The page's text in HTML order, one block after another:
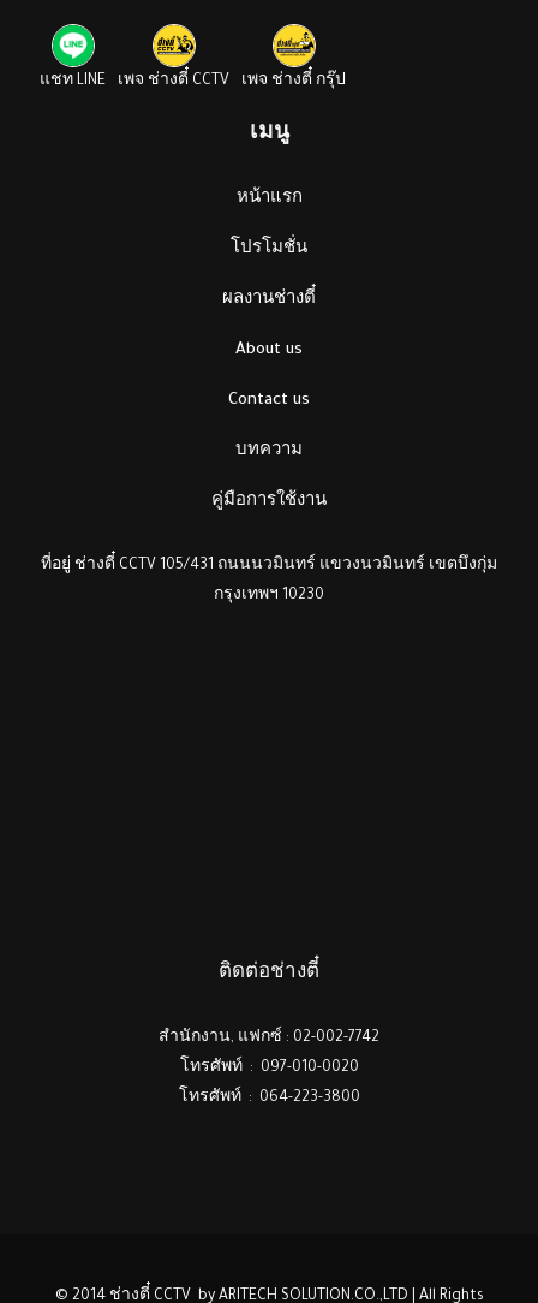
แชท LINE เพจ ช่างตี๋ CCTV เพจ ช่างตี๋ กรุ๊ป
เมนู
หน้าแรก
โปรโมชั่น
ผลงานช่างตี๋
About us
Contact us
บทความ
คู่มือการใช้งาน
ที่อยู่ ช่างตี๋ CCTV 105/431 ถนนนวมินทร์ แขวงนวมินทร์ เขตบึงกุ่ม
กรุงเทพฯ 10230
ติดต่อช่างตี๋
สำนักงาน, แฟกซ์ : 02-002-7742
โทรศัพท์ : 097-010-0020
โทรศัพท์ : 064-223-3800
© 2014 ช่างตี๋ CCTV by ARITECH SOLUTION.CO.,LTD | All Rights